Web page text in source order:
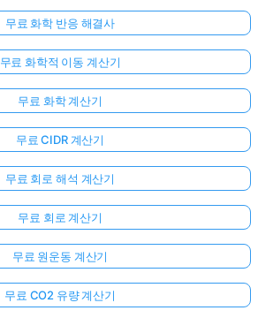
무료 화학 반응 해결사
무료 화학적 이동 계산기
무료 화학 계산기
무료 CIDR 계산기
무료 회로 해석 계산기
무료 회로 계산기
무료 원운동 계산기
무료 CO2 유량 계산기